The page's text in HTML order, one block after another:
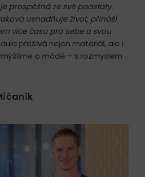
prospěšná ze své podstaty.
usnadňuje život, přináší
více času pro sebe a svou
přešívá nejen materiál, ale i
o módě – s rozmyslem